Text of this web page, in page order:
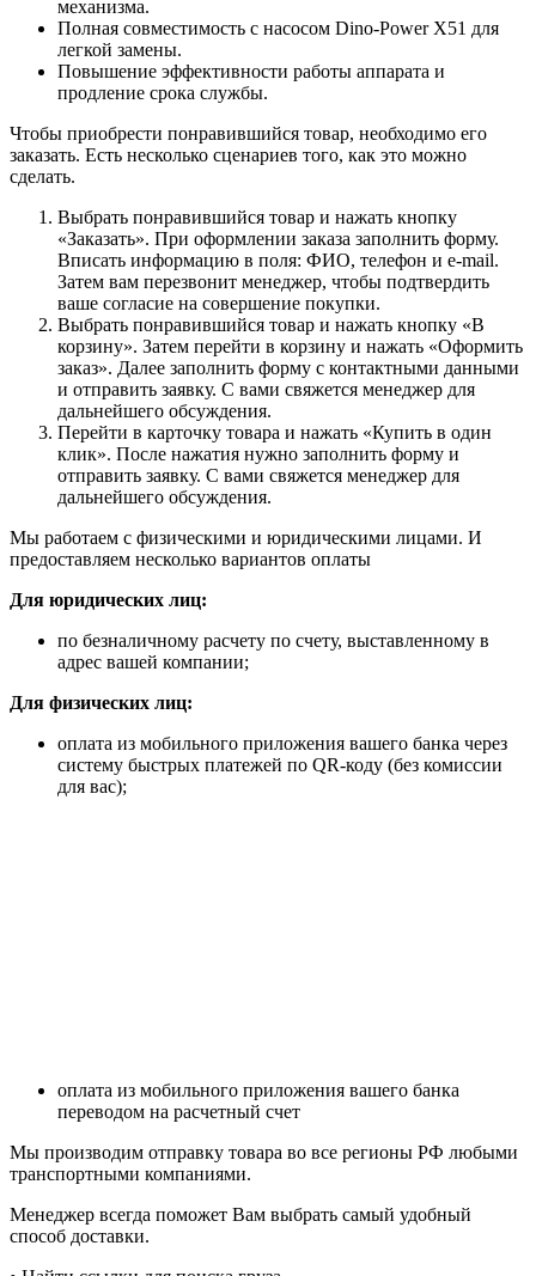
механизма.
Полная совместимость с насосом Dino-Power X51 для
легкой замены.
Повышение эффективности работы аппарата и
продление срока службы.
Чтобы приобрести понравившийся товар, необходимо его
заказать. Есть несколько сценариев того, как это можно
сделать.
Выбрать понравившийся товар и нажать кнопку
«Заказать». При оформлении заказа заполнить форму.
Вписать информацию в поля: ФИО, телефон и e-mail.
Затем вам перезвонит менеджер, чтобы подтвердить
ваше согласие на совершение покупки.
Выбрать понравившийся товар и нажать кнопку «В
корзину». Затем перейти в корзину и нажать «Оформить
заказ». Далее заполнить форму с контактными данными
и отправить заявку. С вами свяжется менеджер для
дальнейшего обсуждения.
Перейти в карточку товара и нажать «Купить в один
клик». После нажатия нужно заполнить форму и
отправить заявку. С вами свяжется менеджер для
дальнейшего обсуждения.
Мы работаем с физическими и юридическими лицами. И
предоставляем несколько вариантов оплаты
Для юридических лиц:
по безналичному расчету по счету, выставленному в
адрес вашей компании;
Для физических лиц:
оплата из мобильного приложения вашего банка через
систему быстрых платежей по QR-коду (без комиссии
для вас);
оплата из мобильного приложения вашего банка
переводом на расчетный счет
Мы производим отправку товара во все регионы РФ любыми
транспортными компаниями.
Менеджер всегда поможет Вам выбрать самый удобный
способ доставки.